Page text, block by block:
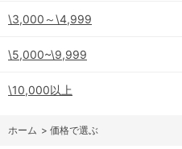
\3,000～\4,999
\5,000~\9,999
\10,000以上
ホーム > 価格で選ぶ